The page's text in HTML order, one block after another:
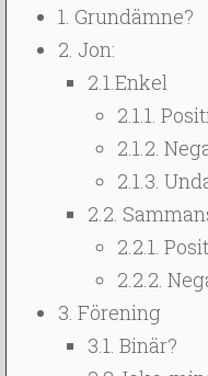
1. Grundämne?
2. Jon:
2.1.Enkel
2.1.1.
2.1.2.
2.1.3.
2.2.
2.2.1.
2.2.2.
3. Förening
3.1. Binär?